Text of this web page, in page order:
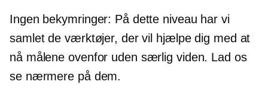
Ingen bekymringer: På dette niveau har vi
samlet de værktøjer, der vil hjælpe dig med at
nå målene ovenfor uden særlig viden. Lad os
se nærmere på dem.